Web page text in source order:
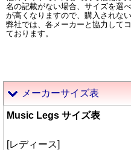
名の記載がない場合、サイズを選
が高くなりますので、購入されな
弊社では、各メーカーと協力して
ております。
メーカーサイズ表
Music Legs サイズ表
[レディース]